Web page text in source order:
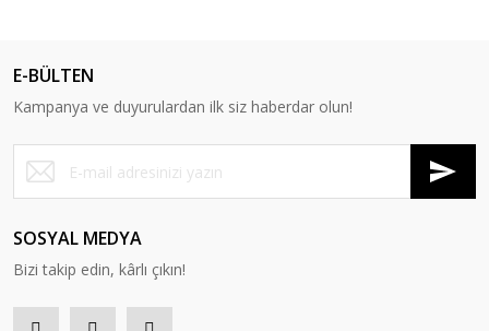
E-BÜLTEN
Kampanya ve duyurulardan ilk siz haberdar olun!
SOSYAL MEDYA
Bizi takip edin, kârlı çıkın!